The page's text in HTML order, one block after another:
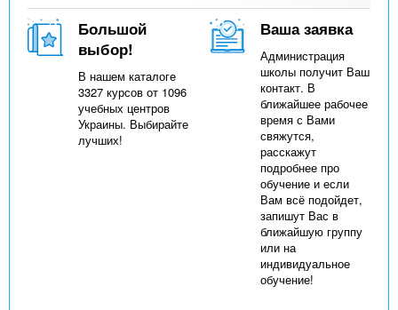
Большой
выбор!
В нашем каталоге
3327 курсов от 1096
учебных центров
Украины. Выбирайте
лучших!
Ваша заявка
Администрация
школы получит Ваш
контакт. В
ближайшее рабочее
время с Вами
свяжутся,
расскажут
подробнее про
обучение и если
Вам всё подойдет,
запишут Вас в
ближайшую группу
или на
индивидуальное
обучение!